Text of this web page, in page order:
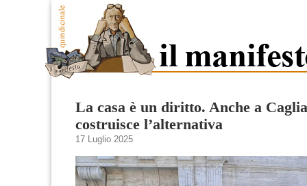
La casa è un diritto. Anche a
costruisce l’alternativa
17 Luglio 2025